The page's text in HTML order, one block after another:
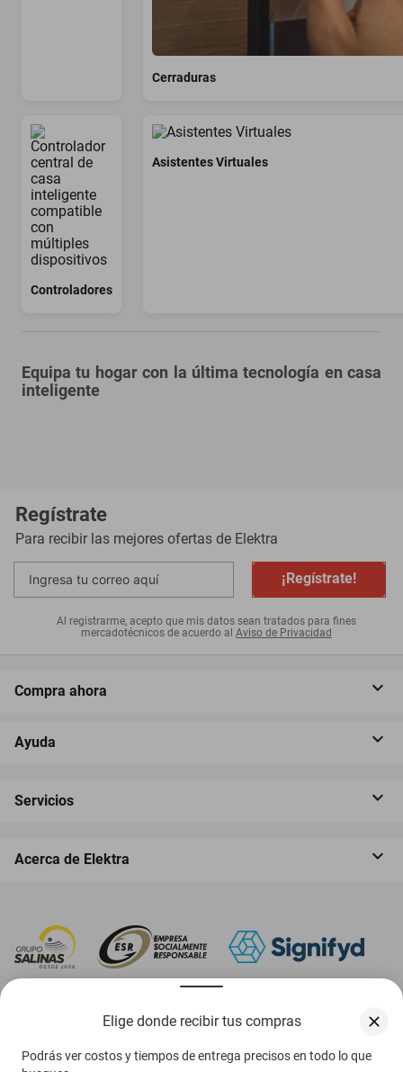
Elige donde recibir tus compras
Podrás ver costos y tiempos de entrega precisos en todo lo que
Cerraduras
Controladores
Asistentes Virtuales
Equipa tu hogar con la última tecnología en casa
inteligente
Regístrate
Para recibir las mejores ofertas de Elektra
¡Regístrate!
Al registrarme, acepto que mis datos sean tratados para fines
mercadotécnicos de acuerdo al Aviso de Privacidad
Compra ahora
Ayuda
Servicios
Acerca de Elektra